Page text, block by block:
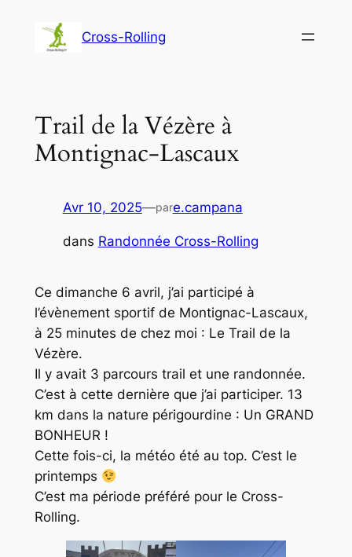
contenu
Cross-Rolling
Trail de la Vézère à
Montignac-Lascaux
Avr 10, 2025—pare.campana
dans Randonnée Cross-Rolling
Ce dimanche 6 avril, j’ai participé à
l’évènement sportif de Montignac-Lascaux,
à 25 minutes de chez moi : Le Trail de la
Vézère.
Il y avait 3 parcours trail et une randonnée.
C’est à cette dernière que j’ai participer. 13
km dans la nature périgourdine : Un GRAND
BONHEUR !
Cette fois-ci, la météo été au top. C’est le
printemps
C’est ma période préféré pour le Cross-
Rolling.